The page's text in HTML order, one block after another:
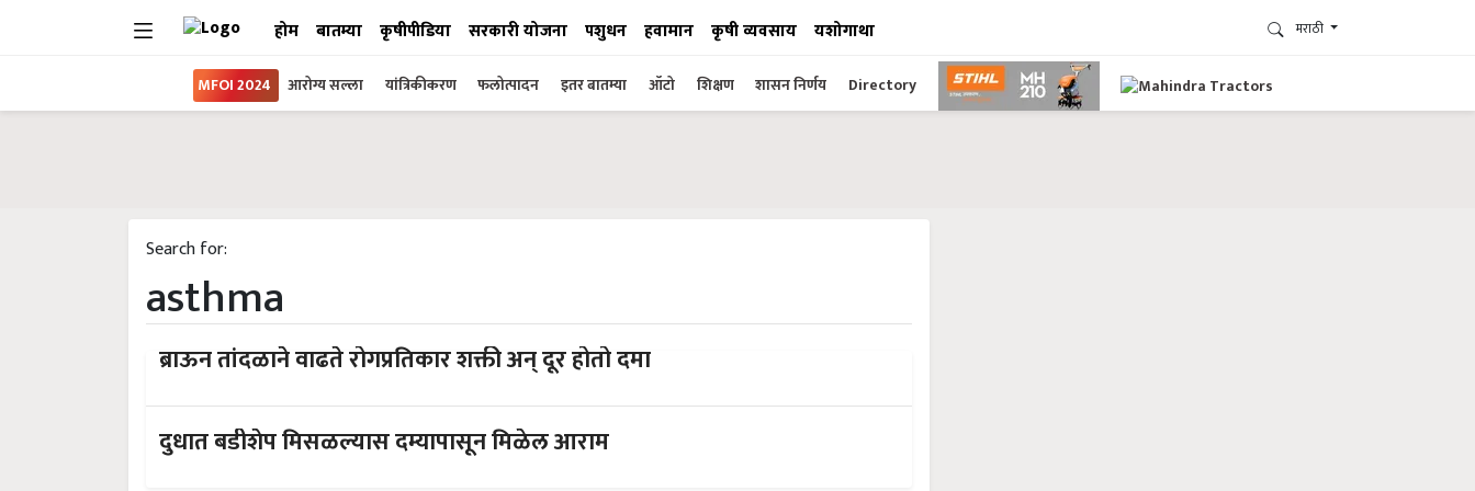
होम बातम्या कृषीपीडिया सरकारी योजना पशुधन हवामान कृषी व्यवसाय यशोगाथा मराठी
MFOI 2024 आरोग्य सल्ला यांत्रिकीकरण फलोत्पादन इतर बातम्या ऑटो शिक्षण शासन निर्णय Directory
Search for:
asthma
ब्राऊन तांदळाने वाढते रोगप्रतिकार शक्ती अन् दूर होतो दमा
दुधात बडीशेप मिसळल्यास दम्यापासून मिळेल आराम